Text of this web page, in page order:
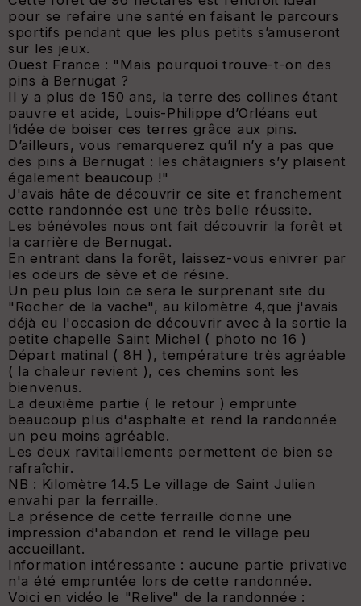
pour se refaire une santé en faisant le parcours
sportifs pendant que les plus petits s’amuseront
sur les jeux.
Ouest France : " Mais pourquoi trouve-t-on des
pins à Bernugat ?
Il y a plus de 150 ans, la terre des collines étant
pauvre et acide, Louis-Philippe d’Orléans eut
l’idée de boiser ces terres grâce aux pins.
D’ailleurs, vous remarquerez qu’il n’y a pas que
des pins à Bernugat : les châtaigniers s’y plaisent
également beaucoup !"
J'avais hâte de découvrir ce site et franchement
cette randonnée est une très belle réussite.
Les bénévoles nous ont fait découvrir la forêt et
la carrière de Bernugat.
En entrant dans la forêt, laissez-vous enivrer par
les odeurs de sève et de résine.
Un peu plus loin ce sera le surprenant site du
"Rocher de la vache", au kilomètre 4,que j'avais
déjà eu l'occasion de découvrir avec à la sortie la
petite chapelle Saint Michel ( photo no 16 )
Départ matinal ( 8H ), température très agréable
( la chaleur revient ), ces chemins sont les
bienvenus.
La deuxième partie ( le retour ) emprunte
beaucoup plus d'asphalte et rend la randonnée
un peu moins agréable.
Les deux ravitaillements permettent de bien se
rafraîchir.
NB : Kilomètre 14.5 Le village de Saint Julien
envahi par la ferraille.
La présence de cette ferraille donne une
impression d'abandon et rend le village peu
accueillant.
Information intéressante : aucune partie privative
n'a été empruntée lors de cette randonnée.
Voici en vidéo le "Relive" de la randonnée :